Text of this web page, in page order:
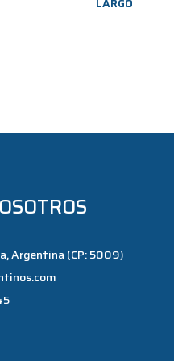
Argentina (CP: 5009)